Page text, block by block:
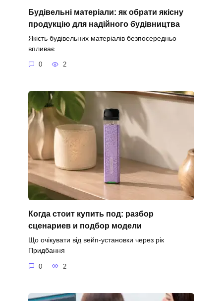
Будівельні матеріали: як обрати якісну
продукцію для надійного будівництва
Якість будівельних матеріалів безпосередньо
впливає
0 2
Когда стоит купить под: разбор
сценариев и подбор модели
Що очікувати від вейп-установки через рік
Придбання
0 2